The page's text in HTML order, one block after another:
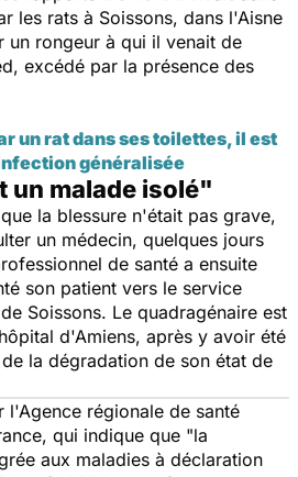
les rats à Soissons, dans l'Aisne
rongeur à qui il venait de
excédé par la présence des
un rat dans ses toilettes, il est
généralisée
un malade isolé"
la blessure n'était pas grave,
un médecin, quelques jours
de santé a ensuite
son patient vers le service
Soissons. Le quadragénaire est
d'Amiens, après y avoir été
la dégradation de son état de
l'Agence régionale de santé
qui indique que "la
aux maladies à déclaration